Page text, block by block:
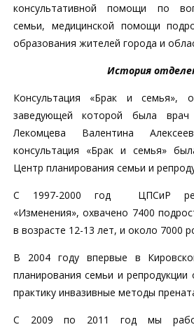
консультативной помощи по
семьи, медицинской помощи
образования жителей города и
История
Консультация «Брак и семья»,
заведующей которой была
Лекомцева Валентина
консультация «Брак и семья»
Центр планирования семьи и
С 1997-2000 год ЦПСиР
«Изменения», охвачено 7400
в возрасте 12-13 лет, и около 7000
В 2004 году впервые в
планирования семьи и
практику инвазивные методы
С 2009 по 2011 год мы